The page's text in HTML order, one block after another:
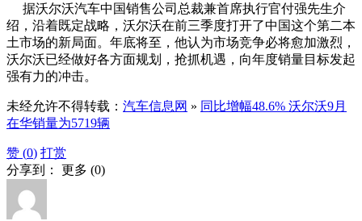
据沃尔沃汽车中国销售公司总裁兼首席执行官付强先生介
绍，沿着既定战略，沃尔沃在前三季度打开了中国这个第二本
土市场的新局面。年底将至，他认为市场竞争必将愈加激烈，
沃尔沃已经做好各方面规划，抢抓机遇，向年度销量目标发起
强有力的冲击。
未经允许不得转载： 汽车信息网 » 同比增幅48.6% 沃尔沃9月
在华销量为5719辆
赞 (0) 打赏
分享到： 更多 (0)